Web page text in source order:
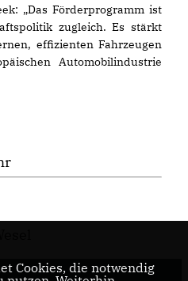
„Das Förderprogramm ist
zugleich. Es stärkt
effizienten Fahrzeugen
Automobilindustrie
Cookies, die notwendig